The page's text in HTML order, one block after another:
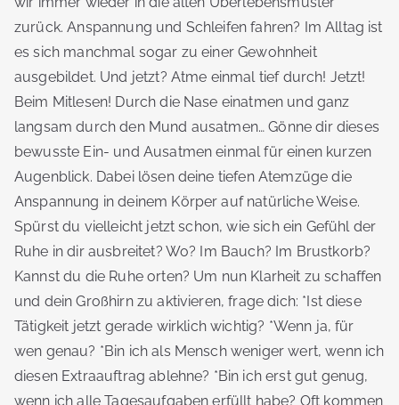
zurück. Anspannung und Schleifen fahren? Im Alltag ist
es sich manchmal sogar zu einer Gewohnheit
ausgebildet. Und jetzt? Atme einmal tief durch! Jetzt!
Beim Mitlesen! Durch die Nase einatmen und ganz
langsam durch den Mund ausatmen… Gönne dir dieses
bewusste Ein- und Ausatmen einmal für einen kurzen
Augenblick. Dabei lösen deine tiefen Atemzüge die
Anspannung in deinem Körper auf natürliche Weise.
Spürst du vielleicht jetzt schon, wie sich ein Gefühl der
Ruhe in dir ausbreitet? Wo? Im Bauch? Im Brustkorb?
Kannst du die Ruhe orten? Um nun Klarheit zu schaffen
und dein Großhirn zu aktivieren, frage dich: *Ist diese
Tätigkeit jetzt gerade wirklich wichtig? *Wenn ja, für
wen genau? *Bin ich als Mensch weniger wert, wenn ich
diesen Extraauftrag ablehne? *Bin ich erst gut genug,
wenn ich alle Tagesaufgaben erfüllt habe? Oft kommen